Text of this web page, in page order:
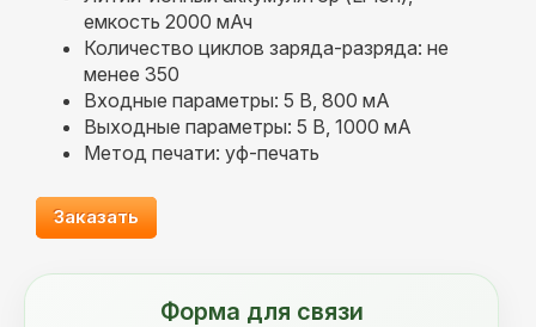
емкость 2000 мАч
Количество циклов заряда-разряда: не
менее 350
Входные параметры: 5 В, 800 мА
Выходные параметры: 5 В, 1000 мА
Метод печати: уф-печать
Заказать
Форма для связи